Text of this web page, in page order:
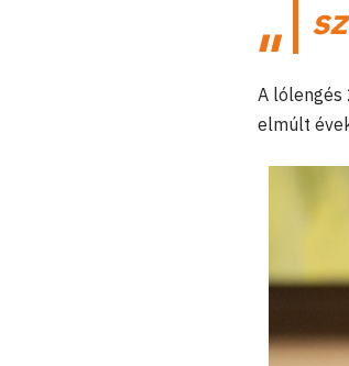
A lólengés
elmúlt